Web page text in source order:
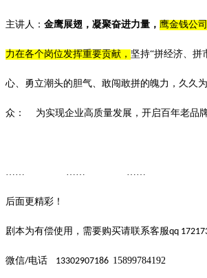
主讲人： 金鹰展翅，凝聚奋进力量， 鹰金钱公
力在各个岗位发挥重要贡献， 坚持“拼经济、拼
心、勇立潮头的胆气、敢闯敢拼的魄力，久久
众： 为实现企业高质量发展，开启百年老品
后面更精彩！
剧本为有偿使用，需要购买请联系客服qq
微信/电话 13302907186 15899784192